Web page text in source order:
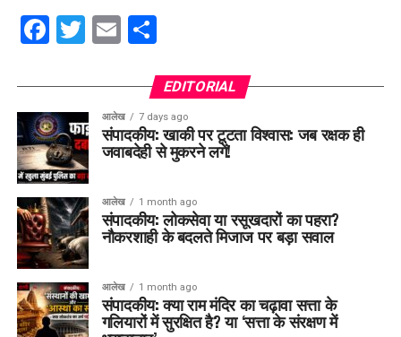
Facebook
Twitter
EmailShare
EDITORIAL
आलेख 7 days ago
संपादकीय: खाकी पर टूटता विश्वास: जब रक्षक ही
जवाबदेही से मुकरने लगें!
आलेख 1 month ago
संपादकीय: लोकसेवा या रसूखदारों का पहरा?
नौकरशाही के बदलते मिजाज पर बड़ा सवाल
आलेख 1 month ago
संपादकीय: क्या राम मंदिर का चढ़ावा सत्ता के
गलियारों में सुरक्षित है? या ‘सत्ता के संरक्षण में